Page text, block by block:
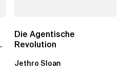
Die Agentische
Revolution
Jethro Sloan